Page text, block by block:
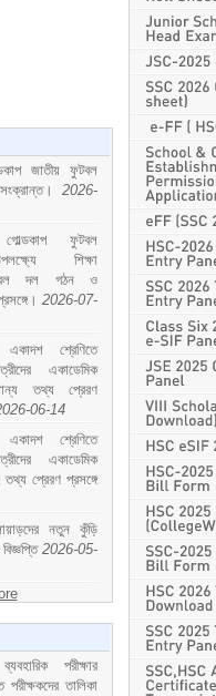
জাতীয় ফুটবল
2026-
গোল্ডকাপ ফুটবল
শিক্ষা
ফুটবল দল গঠন ও
2026-07-
একাদশ শ্রেণিতে
একাডেমিক
তথ্য প্রেরণ
06-14
একাদশ শ্রেণিতে
একাডেমিক
তথ্য প্রেরণ প্রসঙ্গে
নতুন কুঁড়ি
2026-05-
পরীক্ষার
তালিকা